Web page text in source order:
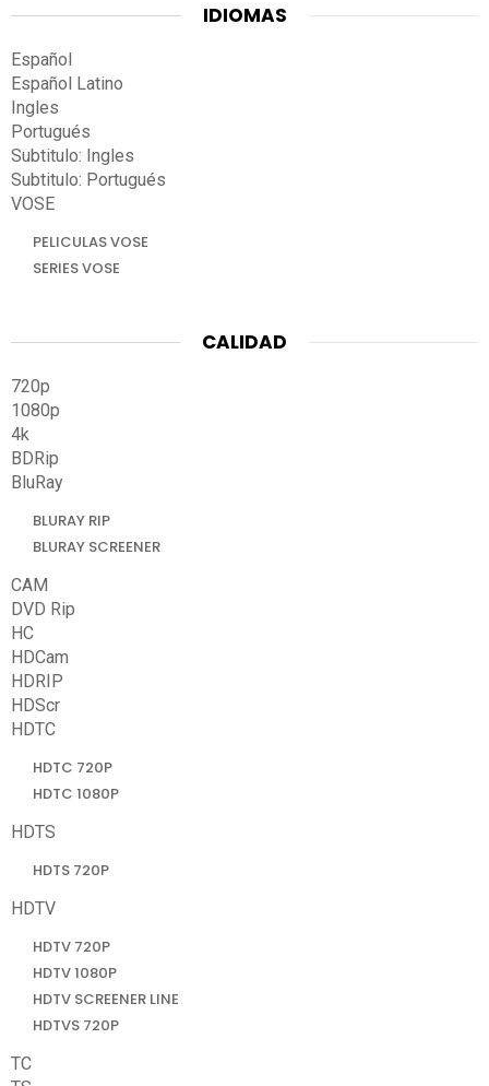
IDIOMAS
Español
Español Latino
Ingles
Portugués
Subtitulo: Ingles
Subtitulo: Portugués
VOSE
PELICULAS VOSE
SERIES VOSE
CALIDAD
720p
1080p
4k
BDRip
BluRay
BLURAY RIP
BLURAY SCREENER
CAM
DVD Rip
HC
HDCam
HDRIP
HDScr
HDTC
HDTC 720P
HDTC 1080P
HDTS
HDTS 720P
HDTV
HDTV 720P
HDTV 1080P
HDTV SCREENER LINE
HDTVS 720P
TC